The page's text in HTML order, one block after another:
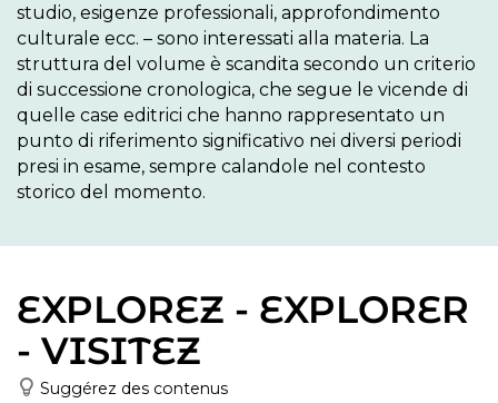
studio, esigenze professionali, approfondimento
culturale ecc. – sono interessati alla materia. La
struttura del volume è scandita secondo un criterio
di successione cronologica, che segue le vicende di
quelle case editrici che hanno rappresentato un
punto di riferimento significativo nei diversi periodi
presi in esame, sempre calandole nel contesto
storico del momento.
EXPLOREZ - EXPLORER
- VISITEZ
Suggérez des contenus